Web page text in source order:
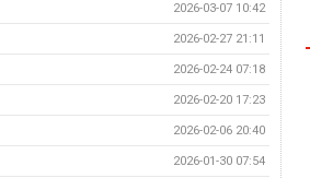
2026-03-07 10:42
2026-02-27 21:11
2026-02-24 07:18
2026-02-20 17:23
2026-02-06 20:40
2026-01-30 07:54